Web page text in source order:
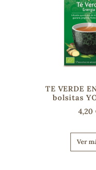
TE VERDE
bolsitas
4,20
Ver